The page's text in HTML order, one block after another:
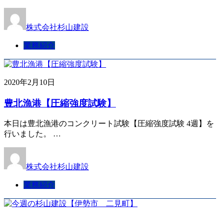
株式会社杉山建設
業務紹介
2020年2月10日
豊北漁港【圧縮強度試験】
本日は豊北漁港のコンクリート試験【圧縮強度試験 4週】を
行いました。 …
株式会社杉山建設
業務紹介